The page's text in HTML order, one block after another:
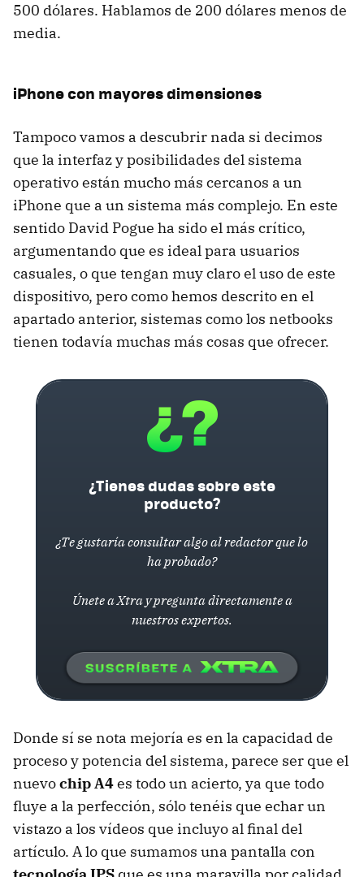
500 dólares. Hablamos de 200 dólares menos de
media.
iPhone con mayores dimensiones
Tampoco vamos a descubrir nada si decimos
que la interfaz y posibilidades del sistema
operativo están mucho más cercanos a un
iPhone que a un sistema más complejo. En este
sentido David Pogue ha sido el más crítico,
argumentando que es ideal para usuarios
casuales, o que tengan muy claro el uso de este
dispositivo, pero como hemos descrito en el
apartado anterior, sistemas como los netbooks
tienen todavía muchas más cosas que ofrecer.
¿Tienes dudas sobre este
producto?
¿Te gustaría consultar algo al redactor que lo
ha probado?
Únete a Xtra y pregunta directamente a
nuestros expertos.
Donde sí se nota mejoría es en la capacidad de
proceso y potencia del sistema, parece ser que el
nuevochip A4es todo un acierto, ya que todo
fluye a la perfección, sólo tenéis que echar un
vistazo a los vídeos que incluyo al final del
artículo. A lo que sumamos una pantalla con